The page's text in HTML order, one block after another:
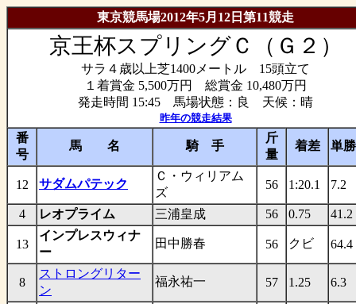
東京競馬場2012年5月12日第11競走
京王杯スプリングＣ（Ｇ２）
サラ４歳以上芝1400メートル 15頭立て
１着賞金 5,500万円 総賞金 10,480万円
発走時間 15:45 馬場状態：良 天候：晴
昨年の競走結果
番
号
馬 名 騎 手
斤
量
着差 単
12 サダムパテック
Ｃ・ウィリアム
ズ
56 1:20.1 7.2
4 レオプライム 三浦皇成 56 0.75 41.2
13
インプレスウィナ
ー
田中勝春 56 クビ 64.4
8
ストロングリター
ン
福永祐一 57 1.25 6.3